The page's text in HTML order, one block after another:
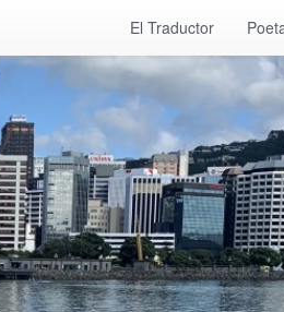
El Traductor